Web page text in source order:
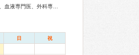
日 祝